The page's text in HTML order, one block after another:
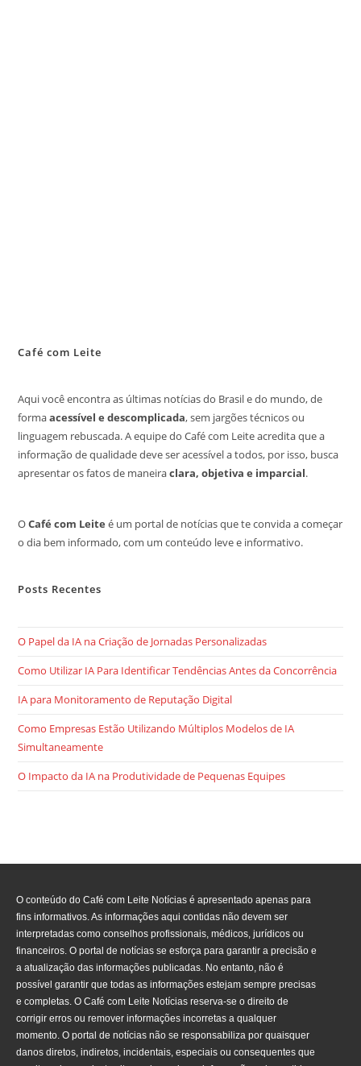
Café com Leite
Aqui você encontra as últimas notícias do Brasil e do mundo, de
formaacessível e descomplicada, sem jargões técnicos ou
linguagem rebuscada. A equipe do Café com Leite acredita que a
informação de qualidade deve ser acessível a todos, por isso, busca
apresentar os fatos de maneiraclara, objetiva e imparcial.
OCafé com Leite é um portal de notícias que te convida a começar
o dia bem informado, com um conteúdo leve e informativo.
Posts Recentes
O Papel da IA na Criação de Jornadas Personalizadas
Como Utilizar IA Para Identificar Tendências Antes da Concorrência
IA para Monitoramento de Reputação Digital
Como Empresas Estão Utilizando Múltiplos Modelos de IA
Simultaneamente
O Impacto da IA na Produtividade de Pequenas Equipes
O conteúdo do Café com Leite Notícias é apresentado apenas para
fins informativos. As informações aqui contidas não devem ser
interpretadas como conselhos profissionais, médicos, jurídicos ou
financeiros. O portal de notícias se esforça para garantir a precisão e
a atualização das informações publicadas. No entanto, não é
possível garantir que todas as informações estejam sempre precisas
e completas. O Café com Leite Notícias reserva-se o direito de
corrigir erros ou remover informações incorretas a qualquer
momento. O portal de notícias não se responsabiliza por quaisquer
danos diretos, indiretos, incidentais, especiais ou consequentes que